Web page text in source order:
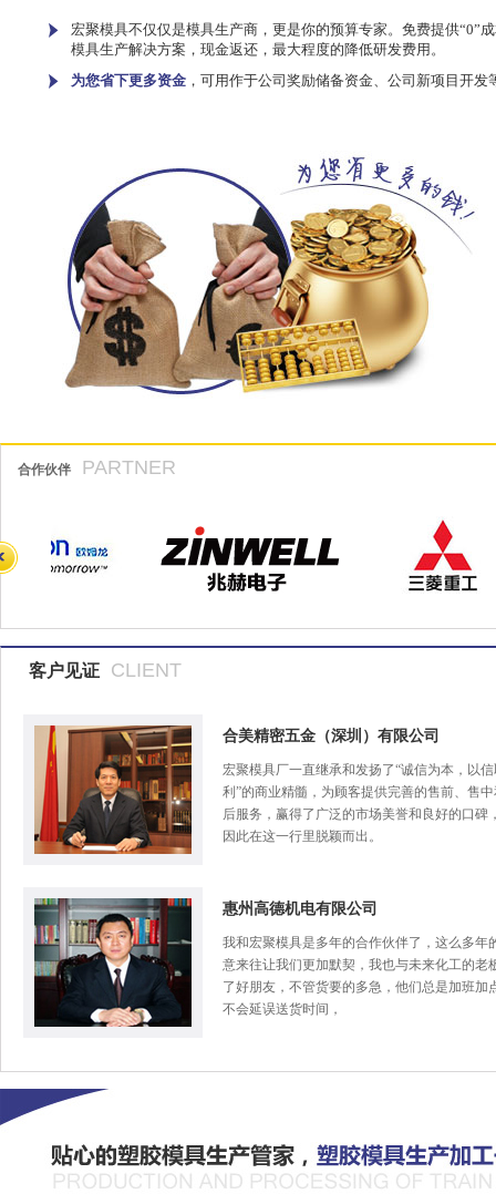
宏聚模具不仅仅是模具生产商，更是你的预算专家。免费提供“0”
模具生产解决方案，现金返还，最大程度的降低研发费用。
为您省下更多资金 ，可用作于公司奖励储备资金、公司新项目开发
合作伙伴 PARTNER
客户见证 CLIENT
合美精密五金（深圳）有限公司
宏聚模具厂一直继承和发扬了“诚信为本，以信
利”的商业精髓，为顾客提供完善的售前、售
后服务，赢得了广泛的市场美誉和良好的口碑
因此在这一行里脱颖而出。
惠州高德机电有限公司
我和宏聚模具是多年的合作伙伴了，这么多年
意来往让我们更加默契，我也与未来化工的老
了好朋友，不管货要的多急，他们总是加班加
不会延误送货时间，